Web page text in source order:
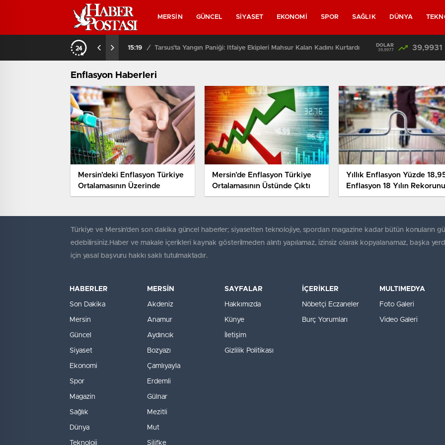
MERSİN GÜNCEL SİYASET EKONOMİ SPOR SAĞLIK DÜNYA
15:19 / Tarsus’ta Yangın Paniği: İtfaiye Ekipleri Mahsur Kalan Kadını Kurtardı DOLAR
39,9977 39,9931
Enflasyon Haberleri
Mersin’deki Enflasyon Türkiye
Ortalamasının Üzerinde
Mersin’de Enflasyon Türkiye
Ortalamasının Üstünde Çıktı
Yıllık Enflasyon Yüzde
Enflasyon 18 Yılın Rekorunu
Kırdı!
Türkiye ve Mersin’den son dakika güncel haberler; siyasetten teknolojiye, spordan magazine kadar bütün konuların
edebilirsiniz.Haber ve makale içerikleri kaynak gösterilmeden alıntı yapılamaz, izinsiz olarak kopyalanamaz, başka
için yasal başvuru hakkı saklı tutulmaktadır.
HABERLER
Son Dakika
Mersin
Güncel
Siyaset
Ekonomi
Spor
Magazin
Sağlık
Dünya
Teknoloji
MERSİN
Akdeniz
Anamur
Aydıncık
Bozyazı
Çamlıyayla
Erdemli
Gülnar
Mezitli
Mut
Silifke
SAYFALAR
Hakkımızda
Künye
İletişim
Gizlilik Politikası
İÇERİKLER
Nöbetçi Eczaneler
Burç Yorumları
MULTIMEDYA
Foto Galeri
Video Galeri